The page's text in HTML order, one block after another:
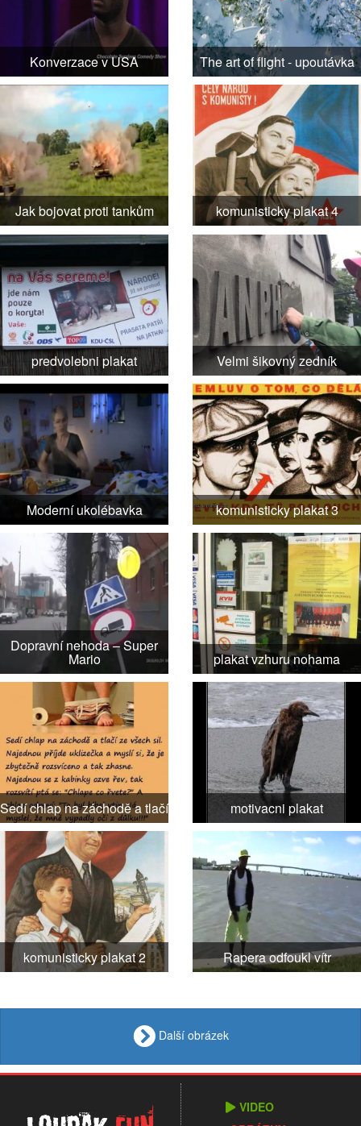
Konverzace v USA The art of flight - upoutávka
Jak bojovat proti tankům komunisticky plakat 4
predvolebni plakat Velmi šikovný zedník
Moderní ukolébavka komunisticky plakat 3
Dopravní nehoda – Super
Mario plakat vzhuru nohama
Sedí chlap na záchodě a tlačí motivacni plakat
komunisticky plakat 2 Rapera odfoukl vítr
Další obrázek
VIDEO